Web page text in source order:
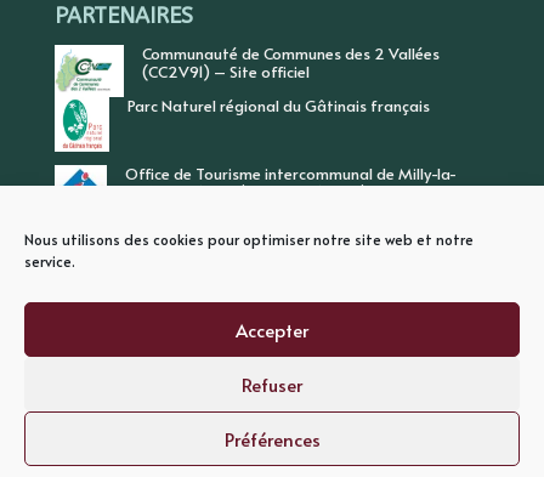
Nous utilisons des cookies pour optimiser notre site web et notre
service.
Accepter
Refuser
Préférences
PARTENAIRES
Communauté de Communes des 2 Vallées
(CC2V91) – Site officiel
Parc Naturel régional du Gâtinais français
Office de Tourisme intercommunal de Milly-la-
Forêt, Vallée de l’Ecole, Vallée de l’Essonne
MENTIONS LEGALES
POLITIQUE DE CONFIDENTIALITE